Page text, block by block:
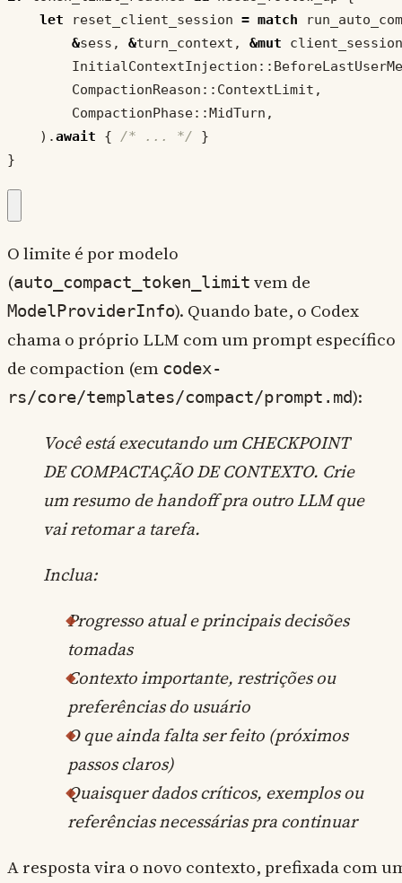
let
reset_client_session = match
&sess , &turn_context , &mut
client_session
InitialContextInjection ::
CompactionReason :: ContextLimit ,
CompactionPhase::MidTurn ,
).await { /* ... */
}
}
O limite é por modelo
(auto_compact_token_limit vem de
ModelProviderInfo). Quando bate, o Codex
chama o próprio LLM com um prompt específico
de compaction (em codex-
rs/core/templates/compact/prompt.md):
Você está executando um CHECKPOINT
DE COMPACTAÇÃO DE CONTEXTO. Crie
um resumo de handoff pra outro LLM que
vai retomar a tarefa.
Inclua:
Progresso atual e principais decisões
tomadas
Contexto importante, restrições ou
preferências do usuário
O que ainda falta ser feito (próximos
passos claros)
Quaisquer dados críticos, exemplos ou
referências necessárias pra continuar
A resposta vira o novo contexto, prefixada com